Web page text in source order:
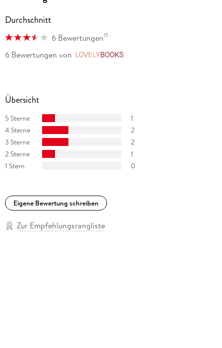
Hörbücher [. . .] besonders. « WAZ
»Die Hörbuch-Edition Große Werke. Große Stimmen. umfasst
herausragende Lesungen deutschsprachiger Sprecherinnen
Durchschnitt
6 Bewertungen15
6 Bewertungen von
Übersicht
5 Sterne
1
4 Sterne
2
3 Sterne
2
2 Sterne
1
1 Stern
0
Eigene Bewertung schreiben
Zur Empfehlungsrangliste